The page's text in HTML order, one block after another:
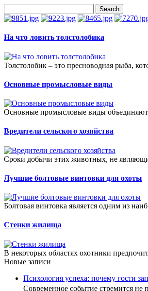
На что ловить толстолобика
Толстолобик – это пресноводная рыба,
Основные промысловые виды
Основные промысловые виды
Вредители сельского хозяйства
Сроки добычи этих животных, не
Лучшие болтовые винтовки для охоты
Болтовая винтовка является одним из
Стенки жилища
В некоторых областях охотники
Новые записи
Психология успеха: почему гости
Современное событие стремится